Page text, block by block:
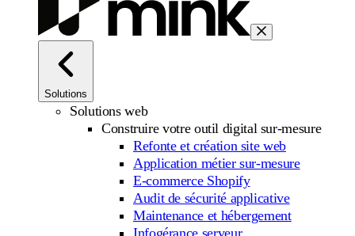
Solutions
Solutions web
Construire votre outil digital sur-mesure
Refonte et création site web
Application métier sur-mesure
E-commerce Shopify
Audit de sécurité applicative
Maintenance et hébergement
Infogérance serveur